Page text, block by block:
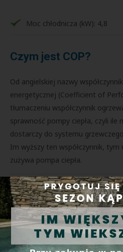
Moc chłodnicza (kW): 4,8
Czym jest COP?
Od angielskiej nazwy
energetycznej (Coefficient of
tłumaczeniu współczynnik
sprawność pompy ciepła, czyli ile
dostarczy do systemu
Im wyższy ten współczynnik,
zużywa pompa ciepła.
Zawartość
pompa ciepła
2x przyłącza wodne